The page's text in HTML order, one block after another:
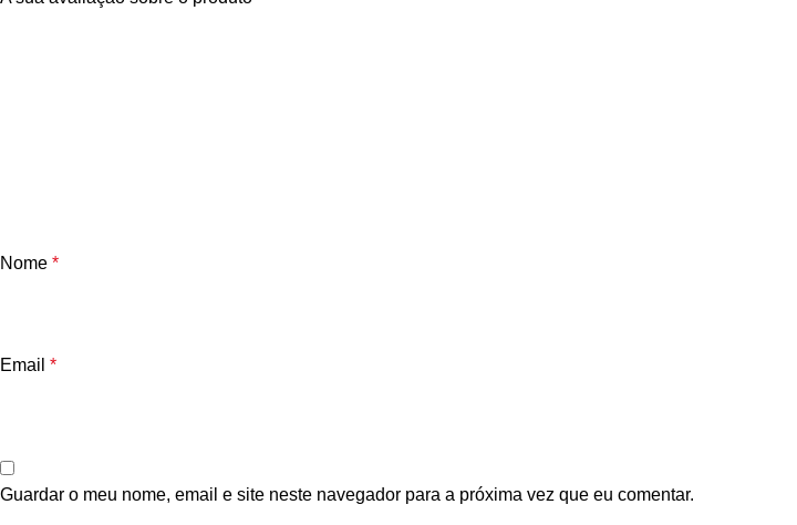
Nome *
Email *
Guardar o meu nome, email e site neste navegador para a próxima vez que eu comentar.